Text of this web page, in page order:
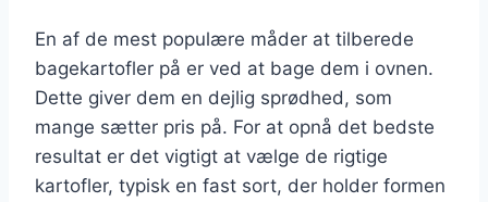
En af de mest populære måder at tilberede
bagekartofler på er ved at bage dem i ovnen.
Dette giver dem en dejlig sprødhed, som
mange sætter pris på. For at opnå det bedste
resultat er det vigtigt at vælge de rigtige
kartofler, typisk en fast sort, der holder formen